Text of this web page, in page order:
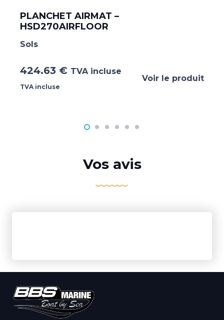
PLANCHET AIRMAT –
HSD270AIRFLOOR
Sols
424.63 € TVA incluse
TVA incluse
Voir le produit
Vos avis